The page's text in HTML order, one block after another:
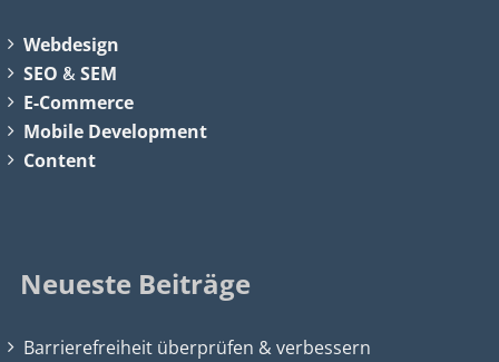
Webdesign
SEO &SEM
E-Commerce
Mobile Development
Content
Neueste Beiträge
Barrierefreiheit überprüfen & verbessern